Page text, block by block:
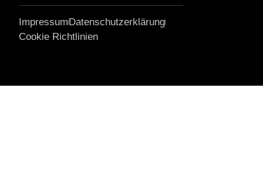
ImpressumDatenschutzerklärung
Cookie Richtlinien